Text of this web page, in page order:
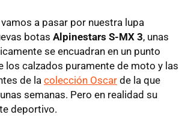
a pasar por nuestra lupa
botas Alpinestars S-MX 3, unas
se encuadran en un punto
los calzados puramente de moto y las
de la colección Oscar de la que
semanas. Pero en realidad su
deportivo.